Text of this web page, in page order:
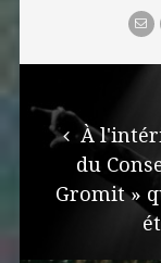
navigation
À
du
Gromit »